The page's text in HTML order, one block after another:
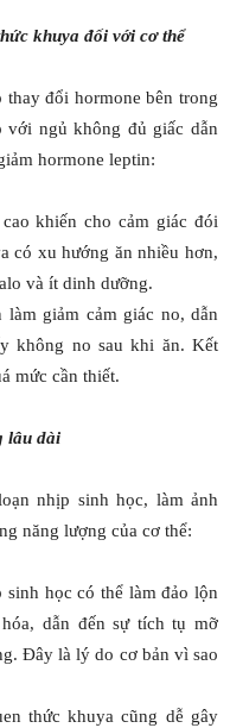
khuya đối với cơ thể
đổi hormone bên trong
với ngủ không đủ giấc dẫn
hormone leptin:
khiến cho cảm giác đói
có xu hướng ăn nhiều hơn,
và ít dinh dưỡng.
giảm cảm giác no, dẫn
không no sau khi ăn. Kết
mức cần thiết.
lâu dài
nhịp sinh học, làm ảnh
năng lượng của cơ thể:
học có thể làm đảo lộn
dẫn đến sự tích tụ mỡ
Đây là lý do cơ bản vì sao
thức khuya cũng dễ gây